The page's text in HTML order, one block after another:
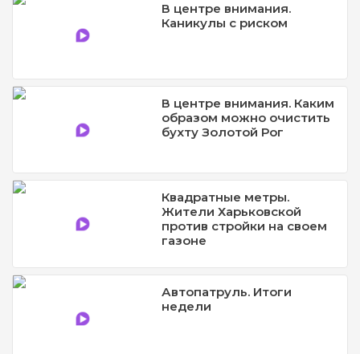
В центре внимания.
Каникулы с риском
В центре внимания. Каким
образом можно очистить
бухту Золотой Рог
Квадратные метры.
Жители Харьковской
против стройки на своем
газоне
Автопатруль. Итоги
недели